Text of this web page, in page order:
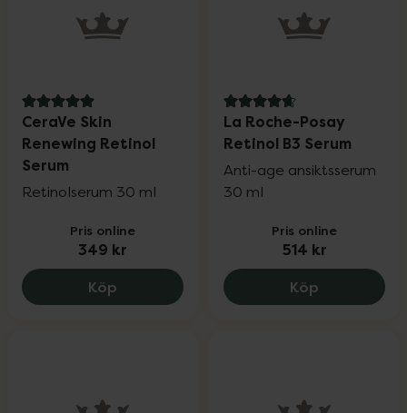
5 av 5 i omdöme
CeraVe Skin
Renewing Retinol
Serum
Retinolserum 30 ml
Pris online
349 kr
Köp CeraVe Skin Renewing Retinol Serum,
4.7 av 5 i omdöme
La Roche-Posay
Retinol B3 Serum
Anti-age ansiktsserum
30 ml
Pris online
514 kr
Köp La Roche-